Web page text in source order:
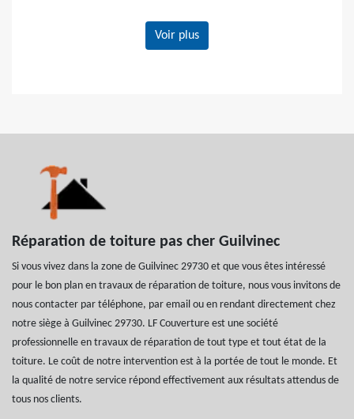
Voir plus
Réparation de toiture pas cher Guilvinec
Si vous vivez dans la zone de Guilvinec 29730 et que vous êtes intéressé
pour le bon plan en travaux de réparation de toiture, nous vous invitons de
nous contacter par téléphone, par email ou en rendant directement chez
notre siège à Guilvinec 29730. LF Couverture est une société
professionnelle en travaux de réparation de tout type et tout état de la
toiture. Le coût de notre intervention est à la portée de tout le monde. Et
la qualité de notre service répond effectivement aux résultats attendus de
tous nos clients.